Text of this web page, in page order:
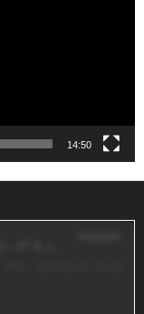
14:50